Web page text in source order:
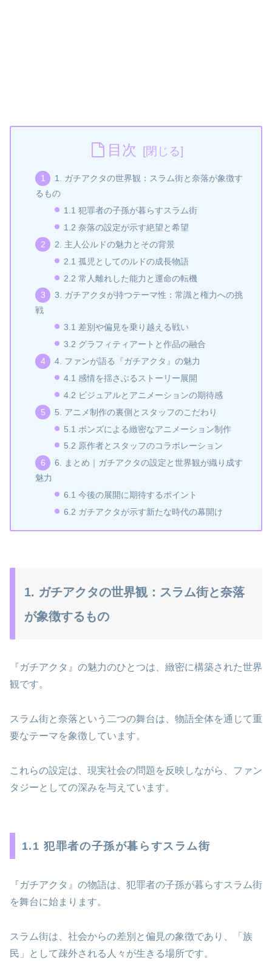
目次
1. ガチアクタの世界観：スラム街と奈落が象徴す
るもの
1.1 犯罪者の子孫が暮らすスラム街
1.2 奈落の設定が示す絶望と希望
2. 主人公ルドの魅力とその背景
2.1 孤児としてのルドの成長物語
2.2 常人離れした能力と運命の転機
3. ガチアクタが持つテーマ性：常識と権力への挑
戦
3.1 差別や偏見を乗り越える戦い
3.2 グラフィティアートと作品の融合
4. ファンが語る『ガチアクタ』の魅力
4.1 感情を揺さぶるストーリー展開
4.2 ビジュアルとアニメーションの期待感
5. アニメ制作の裏側とスタッフのこだわり
5.1 ボンズによる緻密なアニメーション制作
5.2 原作者とスタッフのコラボレーション
6. まとめ｜ガチアクタの設定と世界観が織り成す
魅力
6.1 今後の展開に期待するポイント
6.2 ガチアクタが示す新たな時代の幕開け
1. ガチアクタの世界観：スラム街と奈落
が象徴するもの
『ガチアクタ』の魅力のひとつは、緻密に構築された世界
観です。
スラム街と奈落という二つの舞台は、物語全体を通じて重
要なテーマを象徴しています。
これらの設定は、現実社会の問題を反映しながら、ファン
タジーとしての深みを与えています。
1.1 犯罪者の子孫が暮らすスラム街
『ガチアクタ』の物語は、犯罪者の子孫が暮らすスラム街
を舞台に始まります。
スラム街は、社会からの差別と偏見の象徴であり、「族
民」として疎外される人々が生きる場所です。